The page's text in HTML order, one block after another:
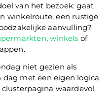
van het bezoek: gaat
winkelroute, een rustige
aanvulling?
,winkels of
niet gezien als
met een eigen logica.
waardevol.